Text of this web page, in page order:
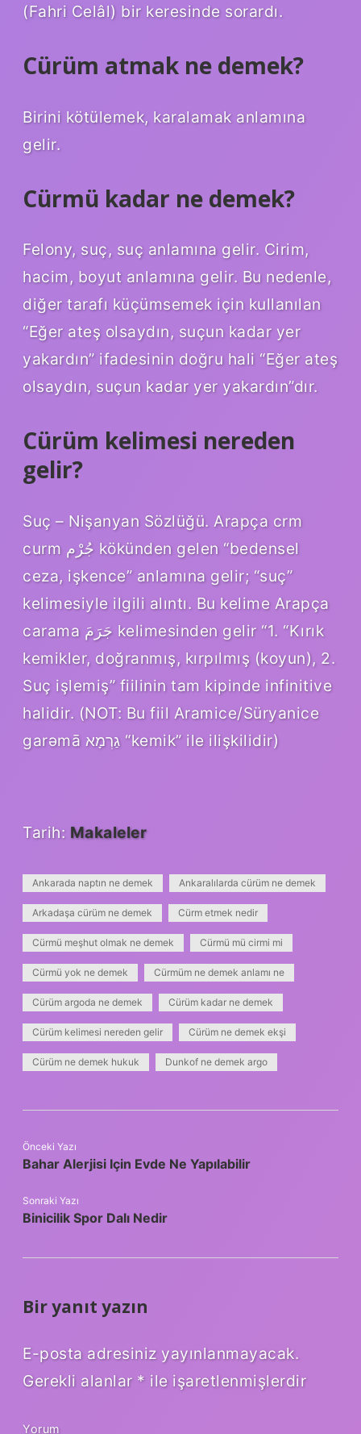
(Fahri Celâl) bir keresinde sorardı.
Cürüm atmak ne demek?
Birini kötülemek, karalamak anlamına
gelir.
Cürmü kadar ne demek?
Felony, suç, suç anlamına gelir. Cirim,
hacim, boyut anlamına gelir. Bu nedenle,
diğer tarafı küçümsemek için kullanılan
“Eğer ateş olsaydın, suçun kadar yer
yakardın” ifadesinin doğru hali “Eğer ateş
olsaydın, suçun kadar yer yakardın”dır.
Cürüm kelimesi nereden
gelir?
Suç – Nişanyan Sözlüğü. Arapça crm
curm جُرْم kökünden gelen “bedensel
ceza, işkence” anlamına gelir; “suç”
kelimesiyle ilgili alıntı. Bu kelime Arapça
carama جَرَمَ kelimesinden gelir “1. “Kırık
kemikler, doğranmış, kırpılmış (koyun), 2.
Suç işlemiş” fiilinin tam kipinde infinitive
halidir. (NOT: Bu fiil Aramice/Süryanice
garəmā גַרְמָא “kemik” ile ilişkilidir)
Tarih: Makaleler
Ankarada naptın ne demek Ankaralılarda cürüm ne demek
Arkadaşa cürüm ne demek Cürm etmek nedir
Cürmü meşhut olmak ne demek Cürmü mü cirmi mi
Cürmü yok ne demek Cürmüm ne demek anlamı ne
Cürüm argoda ne demek Cürüm kadar ne demek
Cürüm kelimesi nereden gelir Cürüm ne demek ekşi
Cürüm ne demek hukuk Dunkof ne demek argo
Önceki Yazı
Bahar Alerjisi Için Evde Ne Yapılabilir
Sonraki Yazı
Binicilik Spor Dalı Nedir
Bir yanıt yazın
E-posta adresiniz yayınlanmayacak.
Gerekli alanlar * ile işaretlenmişlerdir
Yorum